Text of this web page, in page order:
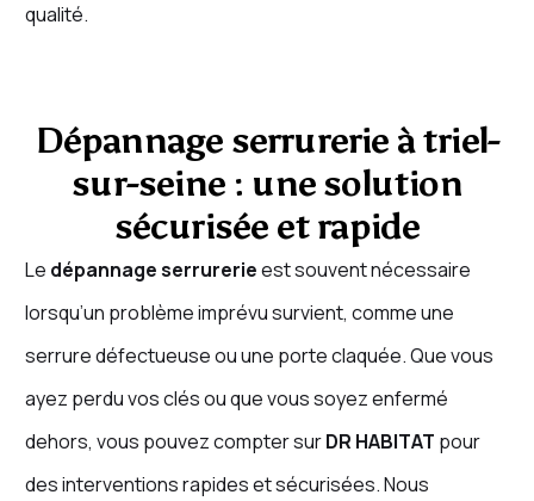
qualité.
Dépannage serrurerie à triel-
sur-seine : une solution
sécurisée et rapide
Le dépannage serrurerieest souvent nécessaire
lorsqu’un problème imprévu survient, comme une
serrure défectueuse ou une porte claquée. Que vous
ayez perdu vos clés ou que vous soyez enfermé
dehors, vous pouvez compter surDR HABITAT pour
des interventions rapides et sécurisées. Nous